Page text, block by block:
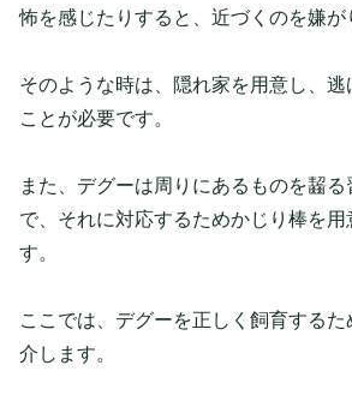
怖を感じたりすると、近づくのを嫌が
そのような時は、隠れ家を用意し、
ことが必要です。
また、デグーは周りにあるものを齧
で、それに対応するためかじり棒を
す。
ここでは、デグーを正しく飼育する
介します。